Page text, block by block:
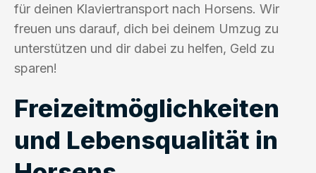
für deinen Klaviertransport nach Horsens. Wir
freuen uns darauf, dich bei deinem Umzug zu
unterstützen und dir dabei zu helfen, Geld zu
sparen!
Freizeitmöglichkeiten
und Lebensqualität in